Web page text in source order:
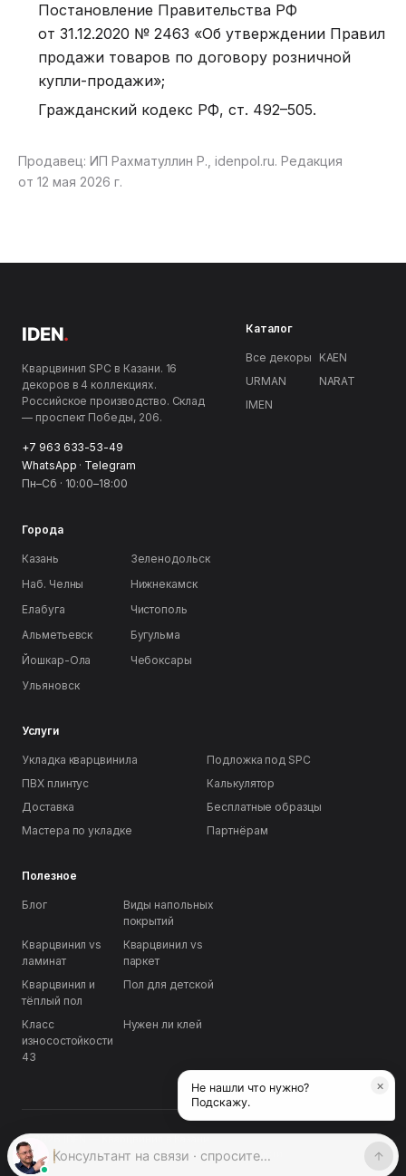
Постановление Правительства РФ
от 31.12.2020 № 2463 «Об утверждении Правил
продажи товаров по договору розничной
купли-продажи»;
Гражданский кодекс РФ, ст. 492–505.
Продавец: ИП Рахматуллин Р., idenpol.ru. Редакция
от 12 мая 2026 г.
IDEN.
Кварцвинил SPC в Казани. 16
декоров в 4 коллекциях.
Российское производство. Склад
— проспект Победы, 206.
+7 963 633-53-49
WhatsApp · Telegram
Пн–Сб · 10:00–18:00
Каталог
Все декоры
KAEN
URMAN
NARAT
IMEN
Города
Казань
Зеленодольск
Наб. Челны
Нижнекамск
Елабуга
Чистополь
Альметьевск
Бугульма
Йошкар-Ола
Чебоксары
Ульяновск
Услуги
Укладка кварцвинила
Подложка под SPC
ПВХ плинтус
Калькулятор
Доставка
Бесплатные образцы
Мастера по укладке
Партнёрам
Полезное
Блог
Виды напольных
покрытий
Кварцвинил vs
ламинат
Кварцвинил vs
паркет
Кварцвинил и
тёплый пол
Пол для детской
Класс
износостойкости
43
Нужен ли клей
© 2026 IDEN — Кварцвинил в Казани
Условия возврата·Политика конфиденциальности
Не нашли что нужно?
Подскажу.
×